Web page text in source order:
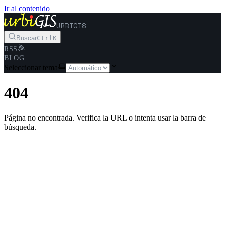
Ir al contenido
URBIGIS
BuscarCtrlK
RSS
BLOG
Seleccionar tema
404
Página no encontrada. Verifica la URL o intenta usar la barra de
búsqueda.